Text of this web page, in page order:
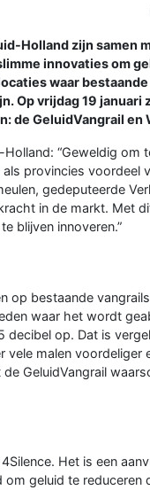
Holland zijn samen
innovaties om
waar
Op vrijdag 19 januari
de GeluidVangrail en
“Geweldig om
provincies voordeel
gedeputeerde
in de markt. Met
blijven innoveren.”
op bestaande
waar het wordt
decibel op. Dat is
malen
GeluidVangrail
Het is een
geluid te reduceren